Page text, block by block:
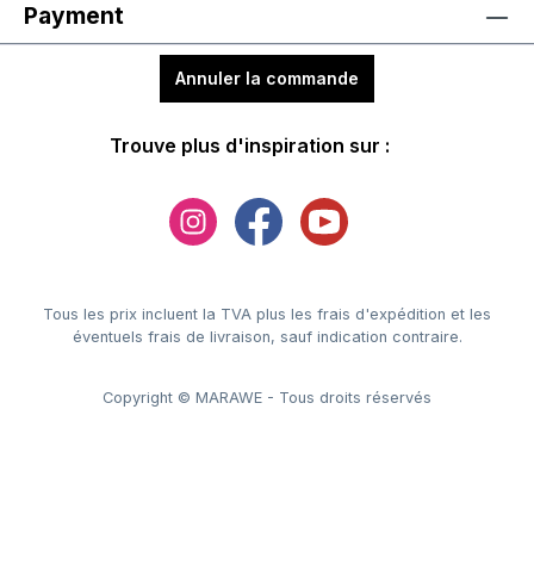
Payment
Annuler la commande
Trouve plus d'inspiration sur :
Tous les prix incluent la TVA plus les frais d'expédition et les
éventuels frais de livraison, sauf indication contraire.
Copyright © MARAWE - Tous droits réservés